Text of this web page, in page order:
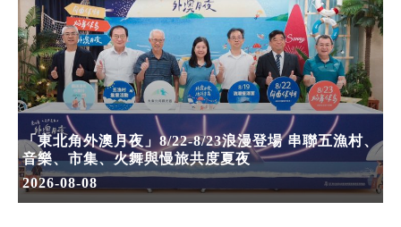
「東北角外澳月夜」8/22-8/23浪漫登場 串聯五漁村、
音樂、市集、火舞與慢旅共度夏夜
2026-08-08